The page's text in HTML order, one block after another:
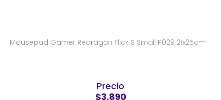
Mousepad Gamer Redragon Flick S Small P029 21x25cm
Precio
$3.890